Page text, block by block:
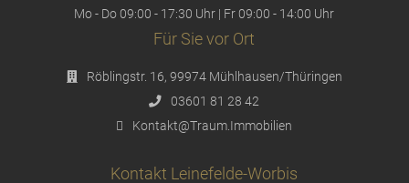
Mo - Do 09:00 - 17:30 Uhr | Fr 09:00 - 14:00 Uhr
Für Sie vor Ort
Röblingstr. 16, 99974 Mühlhausen/Thüringen
03601 81 28 42
Kontakt@Traum.Immobilien
Kontakt Leinefelde-Worbis